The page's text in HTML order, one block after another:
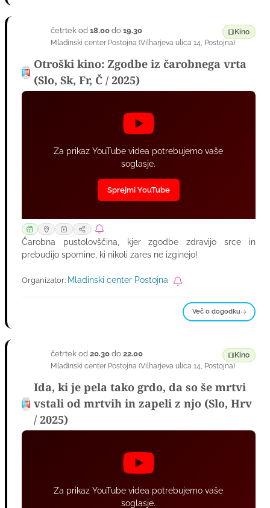
četrtek od 18.00do 19.30
Mladinski center Postojna (Vilharjeva ulica 14, Postojna)
Za prikaz YouTube videa potrebujemo vaše
soglasje.
Sprejmi YouTube
Otroški kino: Zgodbe iz čarobnega vrta
(Slo, Sk, Fr, Č / 2025)
Čarobna pustolovščina, kjer zgodbe zdravijo srce in
prebudijo spomine, ki nikoli zares ne izginejo!
Organizator: Mladinski center Postojna
Kino
Več o dogodku
četrtek od 20.30do 22.00
Mladinski center Postojna (Vilharjeva ulica 14, Postojna)
Za prikaz YouTube videa potrebujemo vaše
soglasje.
Ida, ki je pela tako grdo, da so še mrtvi
vstali od mrtvih in zapeli z njo (Slo, Hrv
/ 2025)
Kino